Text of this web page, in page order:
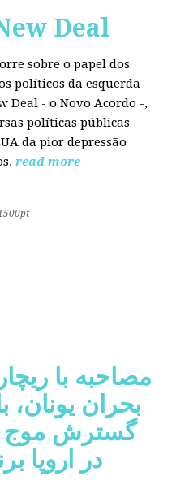
Deal
sobre o papel dos
políticos da esquerda
Deal - o Novo Acordo -,
políticas públicas
da pior depressão
read more
مصاحبه با
بحران یونان،
گسترش موج
در اروپا